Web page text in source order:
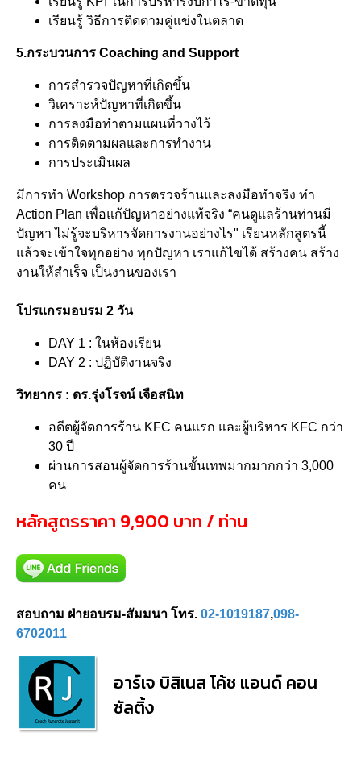
เรียนรู้ วิธีการติดตามคู่แข่งในตลาด
5.กระบวนการ Coaching and Support
การสำรวจปัญหาที่เกิดขึ้น
วิเคราะห์ปัญหาที่เกิดขึ้น
การลงมือทำตามแผนที่วางไว้
การติดตามผลและการทำงาน
การประเมินผล
มีการทำ Workshop การตรวจร้านและลงมือทำจริง ทำ
Action Plan เพื่อแก้ปัญหาอย่างแท้จริง “คนดูแลร้านท่านมี
ปัญหา ไม่รู้จะบริหารจัดการงานอย่างไร" เรียนหลักสูตรนี้
แล้วจะเข้าใจทุกอย่าง ทุกปัญหา เราแก้ไขได้ สร้างคน สร้าง
งานให้สำเร็จ เป็นงานของเรา
โปรแกรมอบรม 2 วัน
DAY 1 : ในห้องเรียน
DAY 2 : ปฏิบัติงานจริง
วิทยากร : ดร.รุ่งโรจน์ เจือสนิท
อดีตผู้จัดการร้าน KFC คนแรก และผู้บริหาร KFC กว่า
30 ปี
ผ่านการสอนผู้จัดการร้านขั้นเทพมากมากกว่า 3,000
คน
หลักสูตรราคา 9,900 บาท / ท่าน
สอบถาม ฝ่ายอบรม-สัมมนา โทร. 02-1019187,098-
6702011
อาร์เจ บิสิเนส โค้ช แอนด์ คอน
ซัลติ้ง